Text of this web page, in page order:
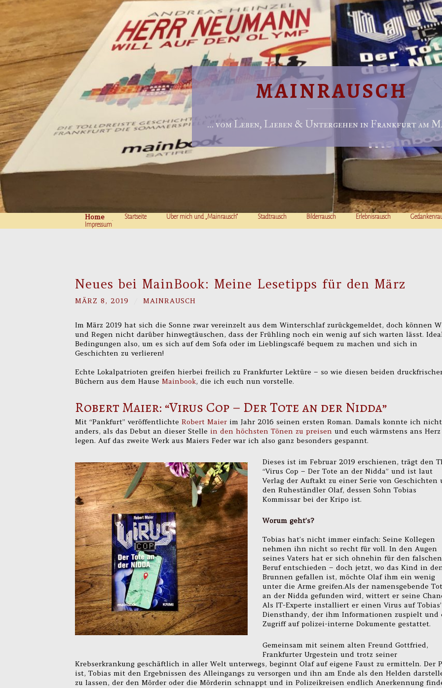
MAINRAUSCH
… vom Leben, Lieben & Untergehen in Frankfurt am
Home Startseite Über mich und „Mainrausch“ Stadtrausch Bilderrausch Erlebnisrausch
Impressum
Neues bei MainBook: Meine Lesetipps für den März
MÄRZ 8, 2019 MAINRAUSCH
Im März 2019 hat sich die Sonne zwar vereinzelt aus dem Winterschlaf zurückgemeldet, doch können
und Regen nicht darüber hinwegtäuschen, dass der Frühling noch ein wenig auf sich warten lässt.
Bedingungen also, um es sich auf dem Sofa oder im Lieblingscafé bequem zu machen und sich in
Geschichten zu verlieren!
Echte Lokalpatrioten greifen hierbei freilich zu Frankfurter Lektüre – so wie diesen beiden
Büchern aus dem Hause Mainbook, die ich euch nun vorstelle.
Robert Maier: “Virus Cop – Der Tote an der Nidda”
Mit “Pankfurt” veröffentlichte Robert Maier im Jahr 2016 seinen ersten Roman. Damals konnte ich nicht
anders, als das Debut an dieser Stelle in den höchsten Tönen zu preisen und euch wärmstens ans Herz
legen. Auf das zweite Werk aus Maiers Feder war ich also ganz besonders gespannt.
Dieses ist im Februar 2019 erschienen, trägt den
“Virus Cop – Der Tote an der Nidda” und ist laut
Verlag der Auftakt zu einer Serie von Geschichten
den Ruheständler Olaf, dessen Sohn Tobias
Kommissar bei der Kripo ist.
Worum geht’s?
Tobias hat’s nicht immer einfach: Seine Kollegen
nehmen ihn nicht so recht für voll. In den Augen
seines Vaters hat er sich ohnehin für den falschen
Beruf entschieden – doch jetzt, wo das Kind in
Brunnen gefallen ist, möchte Olaf ihm ein wenig
unter die Arme greifen.Als der namensgebende
an der Nidda gefunden wird, wittert er seine
Als IT-Experte installiert er einen Virus auf Tobias’
Diensthandy, der ihm Informationen zuspielt und
Zugriff auf polizei-interne Dokumente gestattet.
Gemeinsam mit seinem alten Freund Gottfried,
Frankfurter Urgestein und trotz seiner
Krebserkrankung geschäftlich in aller Welt unterwegs, beginnt Olaf auf eigene Faust zu ermitteln. Der
ist, Tobias mit den Ergebnissen des Alleingangs zu versorgen und ihn am Ende als den Helden
zu lassen, der den Mörder oder die Mörderin schnappt und in Polizeikreisen endlich Anerkennung